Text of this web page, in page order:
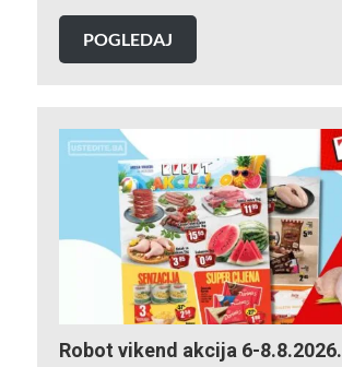
POGLEDAJ
Robot vikend akcija 6-8.8.2026.